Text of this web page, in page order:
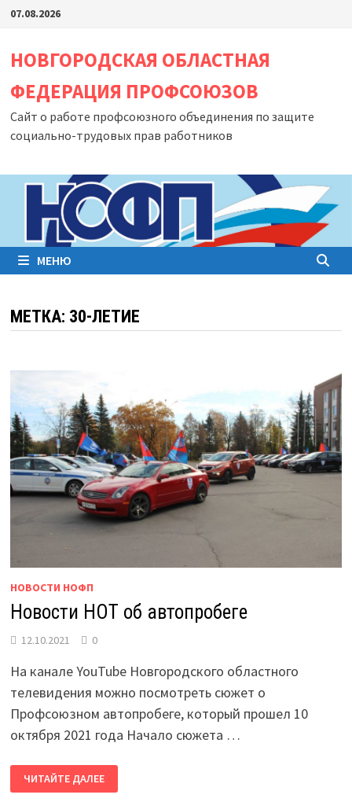
Перейти
содержимому
07.08.2026
НОВГОРОДСКАЯ ОБЛАСТНАЯ
ФЕДЕРАЦИЯ ПРОФСОЮЗОВ
Сайт о работе профсоюзного объединения по защите
социально-трудовых прав работников
МЕНЮ
МЕТКА: 30-ЛЕТИЕ
НОВОСТИ НОФП
Новости НОТ об автопробеге
12.10.2021 0
На канале YouTube Новгородского областного
телевидения можно посмотреть сюжет о
Профсоюзном автопробеге, который прошел 10
октября 2021 года Начало сюжета …
НОВОСТИ
НОТ
ОБ
ЧИТАЙТЕ ДАЛЕЕ